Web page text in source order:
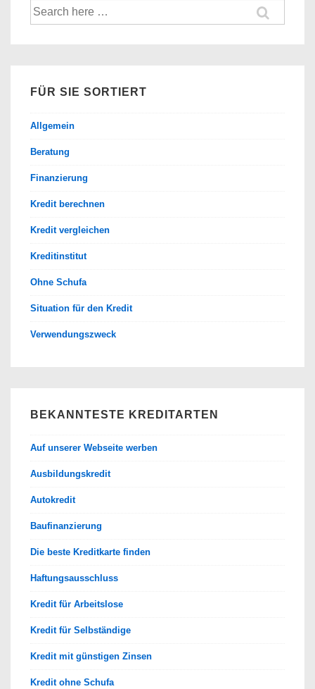
Banken
Suche
nach:
FÜR SIE SORTIERT
Allgemein
Beratung
Finanzierung
Kredit berechnen
Kredit vergleichen
Kreditinstitut
Ohne Schufa
Situation für den Kredit
Verwendungszweck
BEKANNTESTE KREDITARTEN
Auf unserer Webseite werben
Ausbildungskredit
Autokredit
Baufinanzierung
Die beste Kreditkarte finden
Haftungsausschluss
Kredit für Arbeitslose
Kredit für Selbständige
Kredit mit günstigen Zinsen
Kredit ohne Schufa